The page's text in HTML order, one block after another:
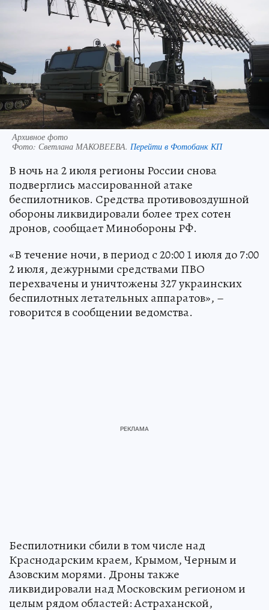
Архивное фото
Фото: Светлана МАКОВЕЕВА. Перейти в Фотобанк КП
В ночь на 2 июля регионы России снова
подверглись массированной атаке
беспилотников. Средства противовоздушной
обороны ликвидировали более трех сотен
дронов, сообщает Минобороны РФ.
«В течение ночи, в период с 20:00 1 июля до 7:00
2 июля, дежурными средствами ПВО
перехвачены и уничтожены 327 украинских
беспилотных летательных аппаратов», –
говорится в сообщении ведомства.
Беспилотники сбили в том числе над
Краснодарским краем, Крымом, Черным и
Азовским морями. Дроны также
ликвидировали над Московским регионом и
целым рядом областей: Астраханской,